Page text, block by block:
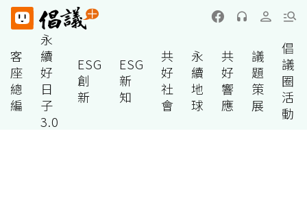
客
座
總
編
永
續
好
日
子
3.0
ESG
創
新
ESG
新
知
共
好
社
會
永
續
地
球
共
好
響
應
議
題
策
展
倡
議
圈
活
動